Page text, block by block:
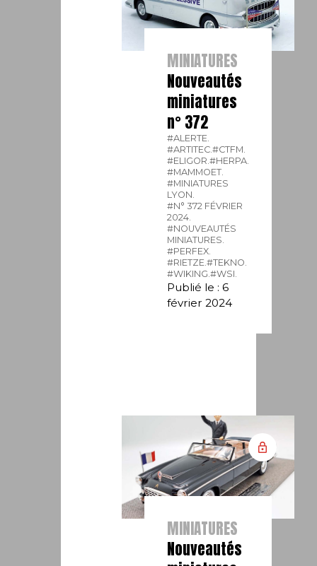
MINIATURES
Nouveautés
miniatures
n° 372
#ALERTE.
#ARTITEC. #CTFM.
#ELIGOR. #HERPA.
#MAMMOET.
#MINIATURES
LYON.
#N° 372 FÉVRIER
2024.
#NOUVEAUTÉS
MINIATURES.
#PERFEX.
#RIETZE. #TEKNO.
#WIKING. #WSI.
Publié le : 6
février 2024
MINIATURES
Nouveautés